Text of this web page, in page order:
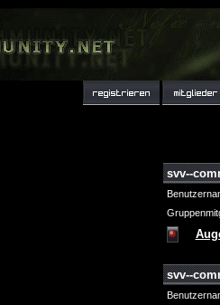
svv--
svv--